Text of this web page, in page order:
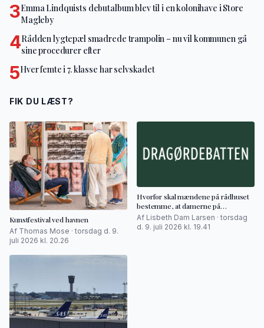
3Emma Lindquists debutalbum blev til i en kolonihave i Store
Magleby
4Rådden lygtepæl smadrede trampolin – nu vil kommunen gå
sine procedurer efter
5Hver femte i 7. klasse har selvskadet
FIK DU LÆST?
Kunstfestival ved havnen
Af Thomas Mose · torsdag d. 9.
juli 2026 kl. 20.26
Hvorfor skal mændene på rådhuset
bestemme, at damerne på
badeanstalten skal have tøj på?
Af Lisbeth Dam Larsen · torsdag
d. 9. juli 2026 kl. 19.41